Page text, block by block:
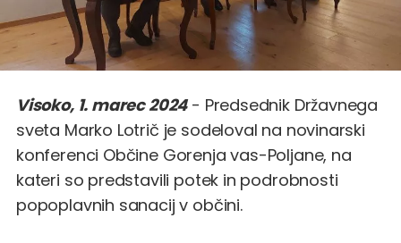
Visoko, 1. marec 2024- Predsednik Državnega
sveta Marko Lotrič je sodeloval na novinarski
konferenci Občine Gorenja vas-Poljane, na
kateri so predstavili potek in podrobnosti
popoplavnih sanacij v občini.